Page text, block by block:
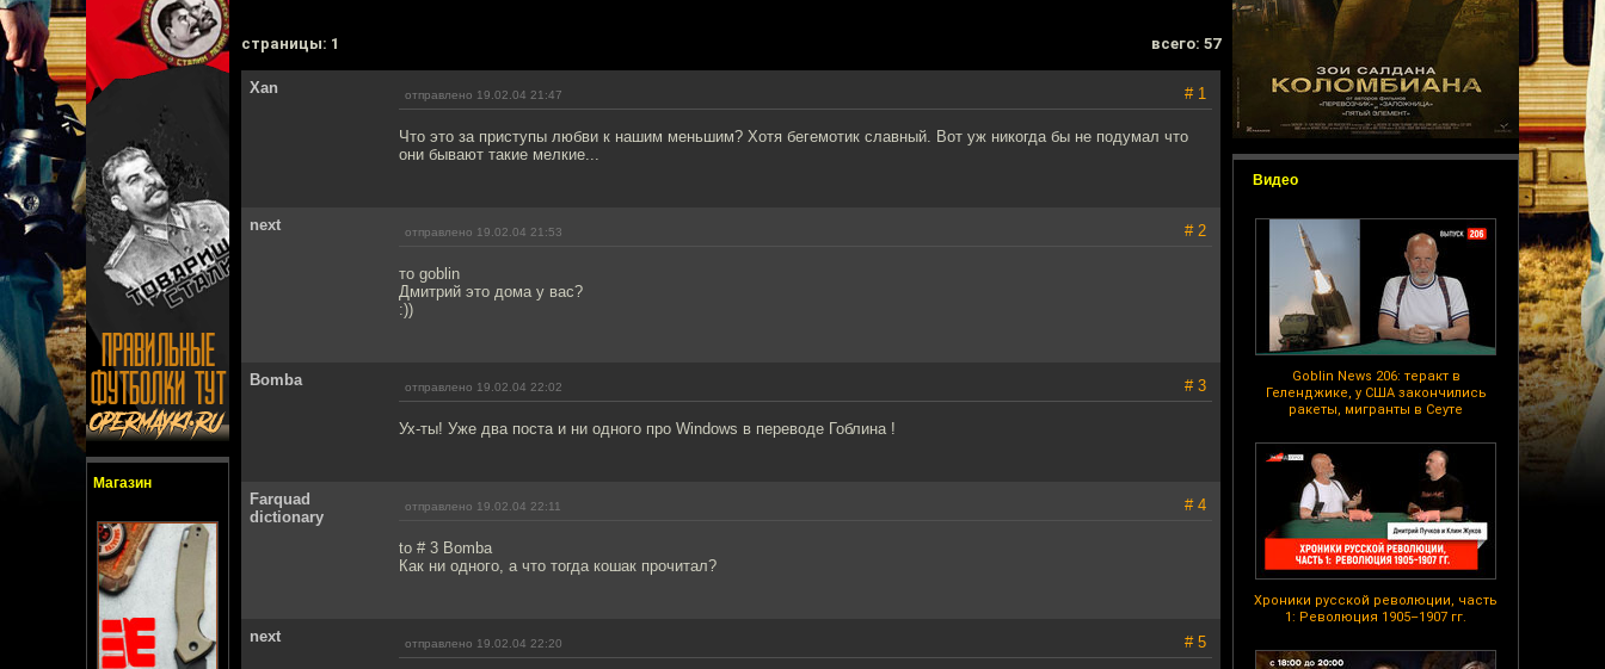
Магазин
Видео
Goblin News 206: теракт в
Геленджике, у США закончились
ракеты, мигранты в Сеуте
Хроники русской революции, часть
1: Революция 1905–1907 гг.
cтраницы: 1 всего: 57
Xan отправлено 19.02.04 21:47 # 1
Что это за приступы любви к нашим меньшим? Хотя бегемотик славный. Вот уж никогда бы не подумал что
они бывают такие мелкие...
next отправлено 19.02.04 21:53 # 2
то goblin
Дмитрий это дома у вас?
:))
Bomba отправлено 19.02.04 22:02 # 3
Ух-ты! Уже два поста и ни одного про Windows в переводе Гоблина !
Farquad
dictionary
отправлено 19.02.04 22:11 # 4
to # 3 Bomba
Как ни одного, а что тогда кошак прочитал?
next отправлено 19.02.04 22:20 # 5